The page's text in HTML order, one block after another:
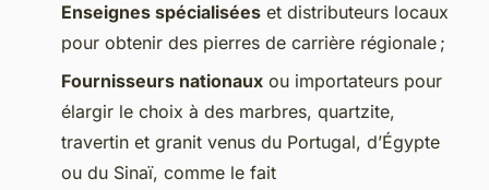
Enseignes spécialisées et distributeurs locaux
pour obtenir des pierres de carrière régionale ;
Fournisseurs nationaux ou importateurs pour
élargir le choix à des marbres, quartzite,
travertin et granit venus du Portugal, d’Égypte
ou du Sinaï, comme le fait